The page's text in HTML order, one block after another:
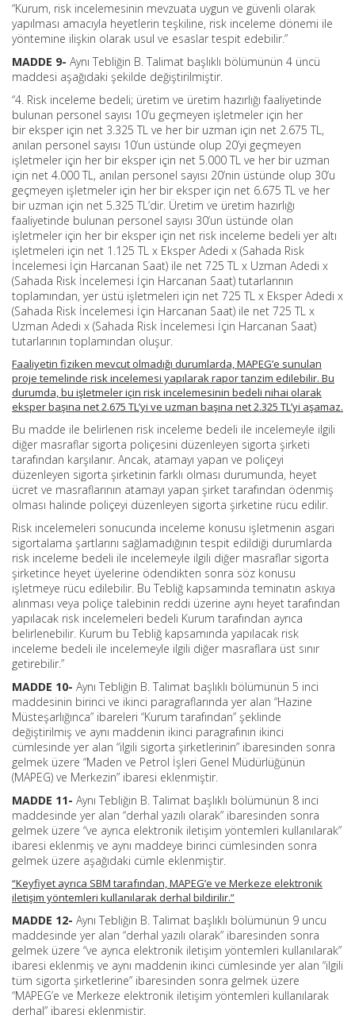
“Kurum, risk incelemesinin mevzuata uygun ve güvenli olarak
yapılması amacıyla heyetlerin teşkiline, risk inceleme dönemi ile
yöntemine ilişkin olarak usul ve esaslar tespit edebilir.”
MADDE 9- Aynı Tebliğin B. Talimat başlıklı bölümünün 4 üncü
maddesi aşağıdaki şekilde değiştirilmiştir.
“4. Risk inceleme bedeli; üretim ve üretim hazırlığı faaliyetinde
bulunan personel sayısı 10’u geçmeyen işletmeler için her
bir eksper için net 3.325 TL ve her bir uzman için net 2.675 TL,
anılan personel sayısı 10’un üstünde olup 20’yi geçmeyen
işletmeler için her bir eksper için net 5.000 TL ve her bir uzman
için net 4.000 TL, anılan personel sayısı 20’nin üstünde olup 30’u
geçmeyen işletmeler için her bir eksper için net 6.675 TL ve her
bir uzman için net 5.325 TL’dir. Üretim ve üretim hazırlığı
faaliyetinde bulunan personel sayısı 30’un üstünde olan
işletmeler için her bir eksper için net risk inceleme bedeli yer altı
işletmeleri için net 1.125 TL x Eksper Adedi x (Sahada Risk
İncelemesi İçin Harcanan Saat) ile net 725 TL x Uzman Adedi x
(Sahada Risk İncelemesi İçin Harcanan Saat) tutarlarının
toplamından, yer üstü işletmeleri için net 725 TL x Eksper Adedi x
(Sahada Risk İncelemesi İçin Harcanan Saat) ile net 725 TL x
Uzman Adedi x (Sahada Risk İncelemesi İçin Harcanan Saat)
tutarlarının toplamından oluşur.
Faaliyetin fiziken mevcut olmadığı durumlarda, MAPEG’e sunulan
proje temelinde risk incelemesi yapılarak rapor tanzim edilebilir. Bu
durumda, bu işletmeler için risk incelemesinin bedeli nihai olarak
eksper başına net 2.675 TL’yi ve uzman başına net 2.325 TL’yi aşamaz.
Bu madde ile belirlenen risk inceleme bedeli ile incelemeyle ilgili
diğer masraflar sigorta poliçesini düzenleyen sigorta şirketi
tarafından karşılanır. Ancak, atamayı yapan ve poliçeyi
düzenleyen sigorta şirketinin farklı olması durumunda, heyet
ücret ve masraflarının atamayı yapan şirket tarafından ödenmiş
olması halinde poliçeyi düzenleyen sigorta şirketine rücu edilir.
Risk incelemeleri sonucunda inceleme konusu işletmenin asgari
sigortalama şartlarını sağlamadığının tespit edildiği durumlarda
risk inceleme bedeli ile incelemeyle ilgili diğer masraflar sigorta
şirketince heyet üyelerine ödendikten sonra söz konusu
işletmeye rücu edilebilir. Bu Tebliğ kapsamında teminatın askıya
alınması veya poliçe talebinin reddi üzerine aynı heyet tarafından
yapılacak risk incelemeleri bedeli Kurum tarafından ayrıca
belirlenebilir. Kurum bu Tebliğ kapsamında yapılacak risk
inceleme bedeli ile incelemeyle ilgili diğer masraflara üst sınır
getirebilir.”
MADDE 10- Aynı Tebliğin B. Talimat başlıklı bölümünün 5 inci
maddesinin birinci ve ikinci paragraflarında yer alan “Hazine
Müsteşarlığınca” ibareleri “Kurum tarafından” şeklinde
değiştirilmiş ve aynı maddenin ikinci paragrafının ikinci
cümlesinde yer alan “ilgili sigorta şirketlerinin” ibaresinden sonra
gelmek üzere “Maden ve Petrol İşleri Genel Müdürlüğünün
(MAPEG) ve Merkezin” ibaresi eklenmiştir.
MADDE 11- Aynı Tebliğin B. Talimat başlıklı bölümünün 8 inci
maddesinde yer alan “derhal yazılı olarak” ibaresinden sonra
gelmek üzere “ve ayrıca elektronik iletişim yöntemleri kullanılarak”
ibaresi eklenmiş ve aynı maddeye birinci cümlesinden sonra
gelmek üzere aşağıdaki cümle eklenmiştir.
“Keyfiyet ayrıca SBM tarafından, MAPEG’e ve Merkeze elektronik
iletişim yöntemleri kullanılarak derhal bildirilir.”
MADDE 12- Aynı Tebliğin B. Talimat başlıklı bölümünün 9 uncu
maddesinde yer alan “derhal yazılı olarak” ibaresinden sonra
gelmek üzere “ve ayrıca elektronik iletişim yöntemleri kullanılarak”
ibaresi eklenmiş ve aynı maddenin ikinci cümlesinde yer alan “ilgili
tüm sigorta şirketlerine” ibaresinden sonra gelmek üzere
“MAPEG’e ve Merkeze elektronik iletişim yöntemleri kullanılarak
derhal” ibaresi eklenmiştir.